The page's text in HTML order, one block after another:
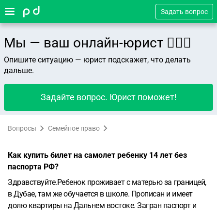
Задать вопрос
Мы — ваш онлайн-юрист 👨🏻‍⚖️
Опишите ситуацию — юрист подскажет, что делать
дальше.
Задайте вопрос. Юрист поможет!
Вопросы Семейное право
Как купить билет на самолет ребенку 14 лет без
паспорта РФ?
Здравствуйте.Ребенок проживает с матерью за границей,
в Дубае, там же обучается в школе. Прописан и имеет
долю квартиры на Дальнем востоке. Загран паспорт и